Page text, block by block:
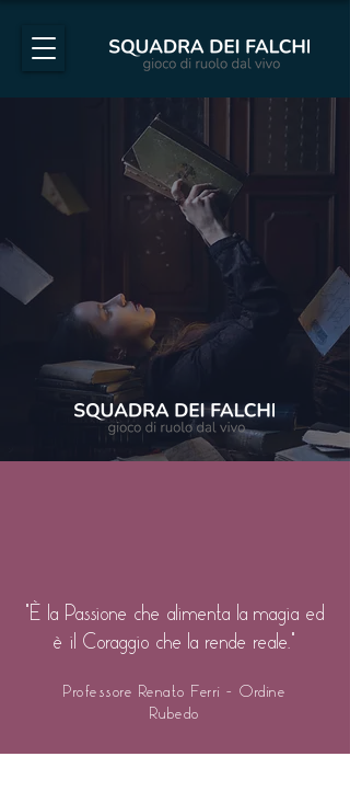
"È la Passione che alimenta la magia ed
è il Coraggio che la rende reale."
Professore Renato Ferri - Ordine
Rubedo